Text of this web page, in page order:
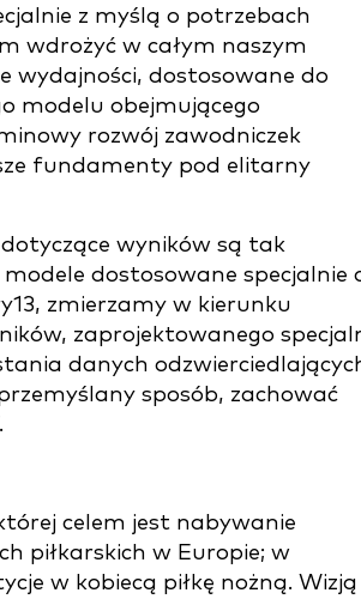
z myślą o potrzebach
wdrożyć w całym naszym
wydajności, dostosowane do
modelu obejmującego
rozwój zawodniczek
fundamenty pod elitarny
wyników są tak
dostosowane specjalnie
zmierzamy w kierunku
zaprojektowanego
danych
sposób, zachować
celem jest nabywanie
piłkarskich w Europie; w
w kobiecą piłkę nożną. Wizją